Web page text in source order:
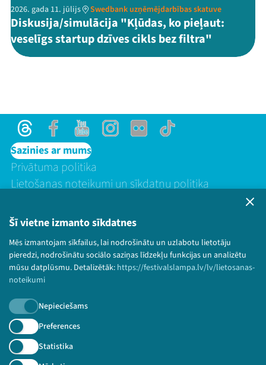
Šī vietne izmanto sīkdatnes
Mēs izmantojam sīkfailus, lai nodrošinātu un uzlabotu lietotāju
pieredzi, nodrošinātu sociālo saziņas līdzekļu funkcijas un analizētu
mūsu datplūsmu. Detalizētāk: https://festivalslampa.lv/lv/lietosanas-
noteikumi
Nepieciešams
Preferences
Statistika
2026. gada 11. jūlijs Swedbank uzņēmējdarbības skatuve
Diskusija/simulācija "Kļūdas, ko pieļaut:
veselīgs startup dzīves cikls bez filtra"
ThreadsFacebookYoutubeInstagram
Flick TikTok
Sazinies ar mums
Privātuma politika
Lietošanas noteikumi un sīkdatņu politika
© 2026 Sarunu festivāls LAMPA Visas tiesības
Piesakies jaunumiem!
Nepalaid garām aktuālāko informāciju!